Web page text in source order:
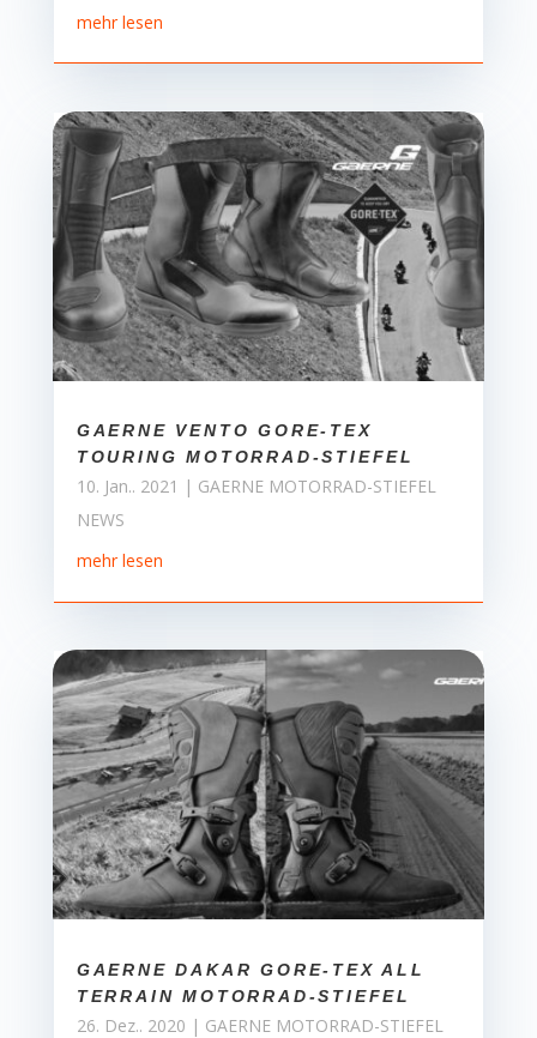
mehr lesen
GAERNE VENTO GORE-TEX
TOURING MOTORRAD-STIEFEL
10. Jan.. 2021 | GAERNE MOTORRAD-STIEFEL
NEWS
mehr lesen
GAERNE DAKAR GORE-TEX ALL
TERRAIN MOTORRAD-STIEFEL
26. Dez.. 2020 | GAERNE MOTORRAD-STIEFEL